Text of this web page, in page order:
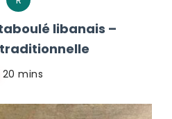
libanais –
20 mins